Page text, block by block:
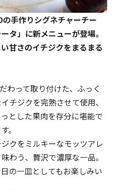
手作りシグネチャーチー
タ」に新メニューが登場。
甘さのイチジクをまるまる
わって取り付けた、ふっく
チジクを完熟させて使用、
とした果肉を存分に堪能で
。
クをミルキーなモッツアレ
わう、贅沢で濃厚な一品。
の一皿としてもお楽しみい